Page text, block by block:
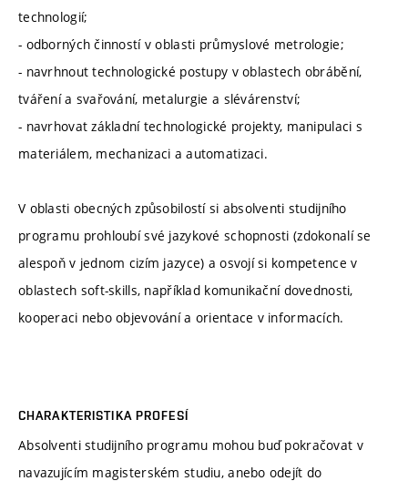
technologií;
- odborných činností v oblasti průmyslové metrologie;
- navrhnout technologické postupy v oblastech obrábění,
tváření a svařování, metalurgie a slévárenství;
- navrhovat základní technologické projekty, manipulaci s
materiálem, mechanizaci a automatizaci.
V oblasti obecných způsobilostí si absolventi studijního
programu prohloubí své jazykové schopnosti (zdokonalí se
alespoň v jednom cizím jazyce) a osvojí si kompetence v
oblastech soft-skills, například komunikační dovednosti,
kooperaci nebo objevování a orientace v informacích.
CHARAKTERISTIKA PROFESÍ
Absolventi studijního programu mohou buď pokračovat v
navazujícím magisterském studiu, anebo odejít do